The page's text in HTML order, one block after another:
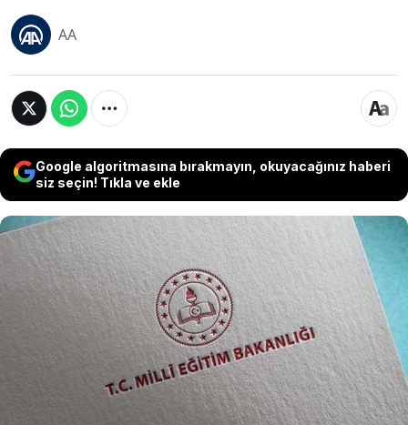
AA
Google algoritmasına bırakmayın, okuyacağınız haberi
siz seçin! Tıkla ve ekle
Milli Eğitim Bakanlığı (MEB) bu yıl "merdiven
altı" faaliyet gösterdiğini tespit ettiği birçok
ruhsatsız kursu kapattı ve bu yerlere kestiği
ceza miktarı yaklaşık 250 milyon lira oldu.